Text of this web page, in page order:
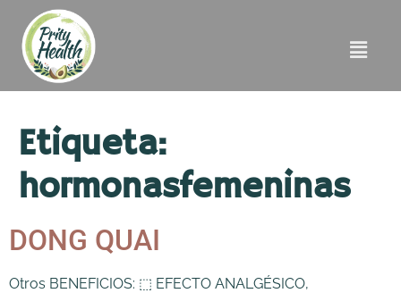
Etiqueta:
hormonasfemeninas
DONG QUAI
Otros BENEFICIOS: ⬚ EFECTO ANALGÉSICO,